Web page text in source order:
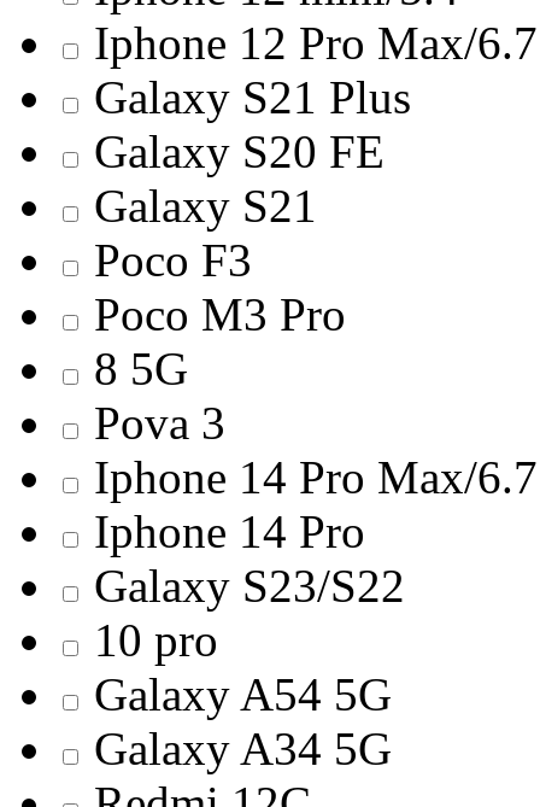
Iphone 12 Pro Max/6.7
Galaxy S21 Plus
Galaxy S20 FE
Galaxy S21
Poco F3
Poco M3 Pro
8 5G
Pova 3
Iphone 14 Pro Max/6.7
Iphone 14 Pro
Galaxy S23/S22
10 pro
Galaxy A54 5G
Galaxy A34 5G